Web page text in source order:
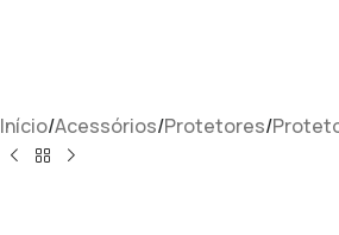
Início/Acessórios/Protetores/